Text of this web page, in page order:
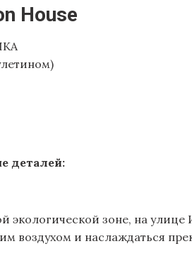
House
деталей:
зоне, на улице
воздухом и наслаждаться